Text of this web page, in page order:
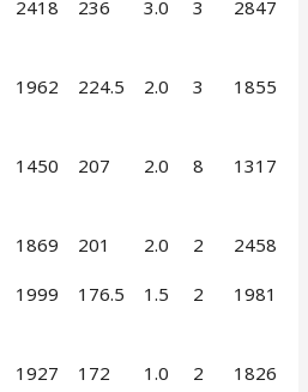
2418 236 3.0 3 2847
1962 224.5 2.0 3 1855
1450 207 2.0 8 1317
1869 201 2.0 2 2458
1999 176.5 1.5 2 1981
1927 172 1.0 2 1826